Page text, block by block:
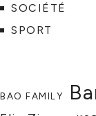
SOCIÉTÉ
SPORT
BAO FAMILY